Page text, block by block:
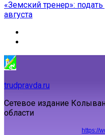
«Земский тренер»:
августа
trudpravda.ru
Сетевое издание
области
https://